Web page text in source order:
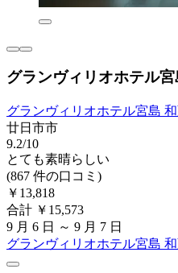
グランヴィリオホテル
グランヴィリオホテル宮島
廿日市市
9.2/10
とても素晴らしい
(867 件の口コミ)
￥13,818
合計 ￥15,573
9 月 6 日 ～ 9 月 7 日
グランヴィリオホテル宮島